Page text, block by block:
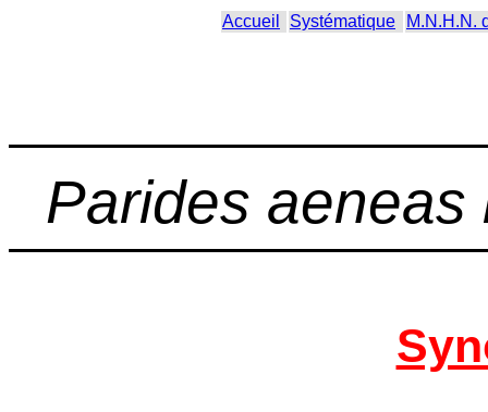
Accueil Systématique M.N.H.N.
Parides aeneas